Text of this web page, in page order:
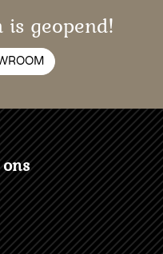
is geopend!